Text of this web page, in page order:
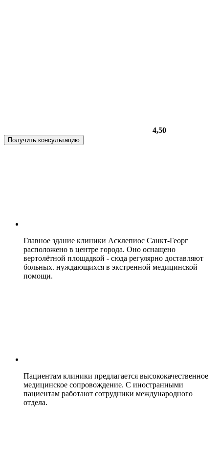
4,50
Получить консультацию
Главное здание клиники Асклепиос Санкт-Георг
расположено в центре города. Оно оснащено
вертолётной площадкой - сюда регулярно доставляют
больных. нуждающихся в экстренной медицинской
помощи.
Пациентам клиники предлагается высококачественное
медицинское сопровождение. С иностранными
пациентам работают сотрудники международного
отдела.